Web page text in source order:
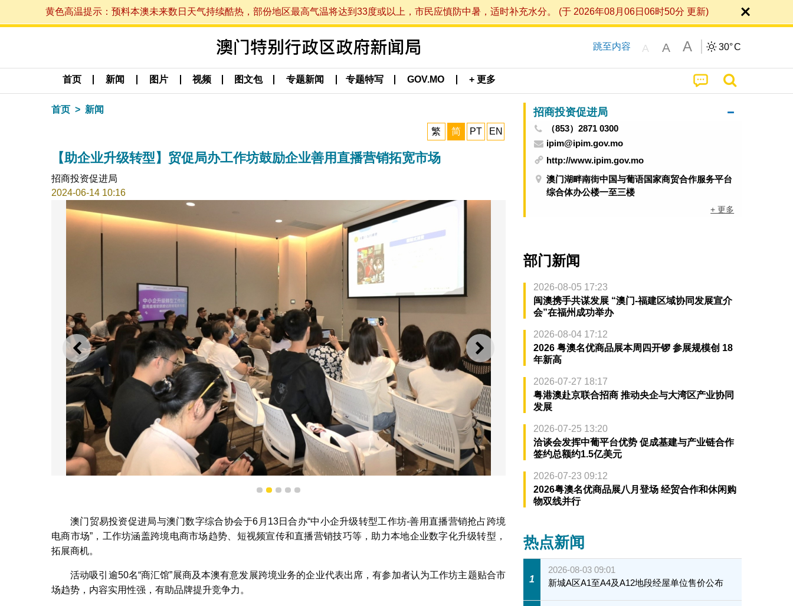
黄色高温提示：预料本澳未来数日天气持续酷热，部份地区最高气温将达到33度或以上，市民应慎防中暑，适时补充水分。 (于 2026年08月06日06时50分 更新)
跳至内容 A A A 30°C
首页 新闻 图片 视频 图文包 专题新闻 专题特写 GOV.MO + 更多
首页 新闻
繁 简 PT EN
【助企业升级转型】贸促局办工作坊鼓励企业善用直播营销拓宽市场
招商投资促进局
2024-06-14 10:16
上一则 下一则
工作坊吸引逾50位企业家出席
1 2 3 4 5
澳门贸易投资促进局与澳门数字综合协会于6月13日合办“中小企升级转型工作坊-善用直播营销抢占跨境
电商市场”，工作坊涵盖跨境电商市场趋势、短视频宣传和直播营销技巧等，助力本地企业数字化升级转型，
拓展商机。
活动吸引逾50名“商汇馆”展商及本澳有意发展跨境业务的企业代表出席，有参加者认为工作坊主题贴合市
场趋势，内容实用性强，有助品牌提升竞争力。
招商投资促进局
（853）2871 0300
ipim@ipim.gov.mo
http://www.ipim.gov.mo
澳门湖畔南街中国与葡语国家商贸合作服务平台
综合体办公楼一至三楼
+ 更多
部门新闻
2026-08-05 17:23
闽澳携手共谋发展 “澳门-福建区域协同发展宣介
会”在福州成功举办
2026-08-04 17:12
2026 粤澳名优商品展本周四开锣 参展规模创 18
年新高
2026-07-27 18:17
粤港澳赴京联合招商 推动央企与大湾区产业协同
发展
2026-07-25 13:20
洽谈会发挥中葡平台优势 促成基建与产业链合作
签约总额约1.5亿美元
2026-07-23 09:12
2026粤澳名优商品展八月登场 经贸合作和休闲购
物双线并行
热点新闻
1
2026-08-03 09:01
新城A区A1至A4及A12地段经屋单位售价公布